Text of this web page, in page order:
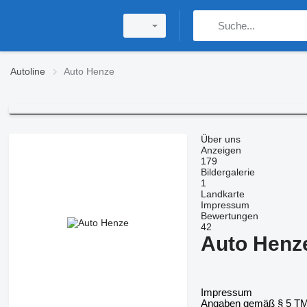
Autoline Auto Henze
Über uns
Anzeigen
179
Bildergalerie
1
Landkarte
Impressum
Bewertungen
42
Auto
Impressum
Angaben gemäß § 5